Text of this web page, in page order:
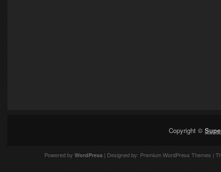
Copyright ©
Powered by WordPress| Designed by: Premium WordPress Themes |